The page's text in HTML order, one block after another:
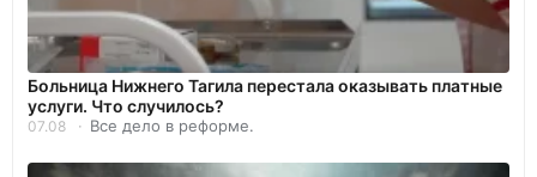
Больница Нижнего Тагила перестала оказывать платные
услуги. Что случилось?
07.08 Все дело в реформе.